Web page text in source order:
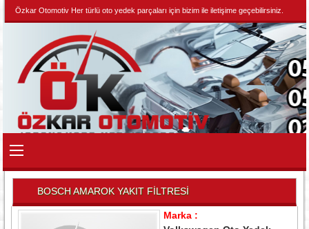
Özkar Otomotiv Her türlü oto yedek parçaları için bizim ile iletişime geçebilirsiniz.
BOSCH AMAROK YAKIT FİLTRESİ
Marka :